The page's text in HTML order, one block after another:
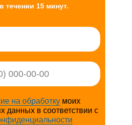
на обработку моих
данных в соответствии с
течении 15 минут.